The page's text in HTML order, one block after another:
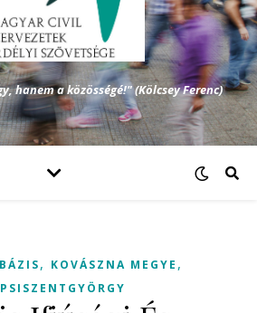
hanem a közösségé!" (Kölcsey Ferenc)
, KOVÁSZNA MEGYE ,